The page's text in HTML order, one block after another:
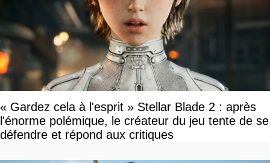
« Gardez cela à l'esprit » Stellar Blade 2 : après
l'énorme polémique, le créateur du jeu tente de se
défendre et répond aux critiques